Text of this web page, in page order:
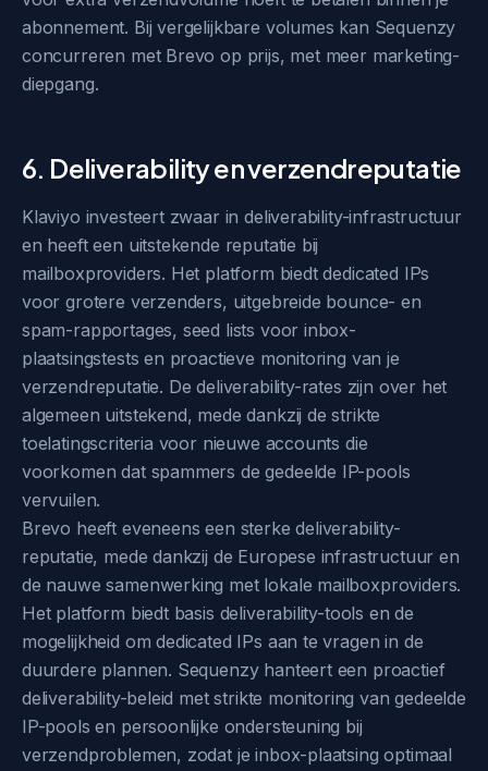
abonnement. Bij vergelijkbare volumes kan Sequenzy
concurreren met Brevo op prijs, met meer marketing-
diepgang.
6. Deliverability en verzendreputatie
Klaviyo investeert zwaar in deliverability-infrastructuur
en heeft een uitstekende reputatie bij
mailboxproviders. Het platform biedt dedicated IPs
voor grotere verzenders, uitgebreide bounce- en
spam-rapportages, seed lists voor inbox-
plaatsingstests en proactieve monitoring van je
verzendreputatie. De deliverability-rates zijn over het
algemeen uitstekend, mede dankzij de strikte
toelatingscriteria voor nieuwe accounts die
voorkomen dat spammers de gedeelde IP-pools
vervuilen.
Brevo heeft eveneens een sterke deliverability-
reputatie, mede dankzij de Europese infrastructuur en
de nauwe samenwerking met lokale mailboxproviders.
Het platform biedt basis deliverability-tools en de
mogelijkheid om dedicated IPs aan te vragen in de
duurdere plannen. Sequenzy hanteert een proactief
deliverability-beleid met strikte monitoring van gedeelde
IP-pools en persoonlijke ondersteuning bij
verzendproblemen, zodat je inbox-plaatsing optimaal